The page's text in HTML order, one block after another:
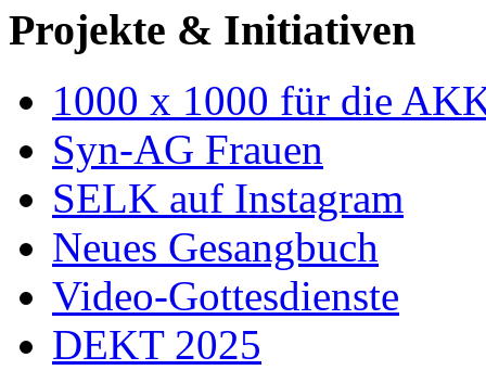
Projekte & Initiativen
1000 x 1000 für die
Syn-AG Frauen
SELK auf Instagram
Neues Gesangbuch
Video-Gottesdienste
DEKT 2025